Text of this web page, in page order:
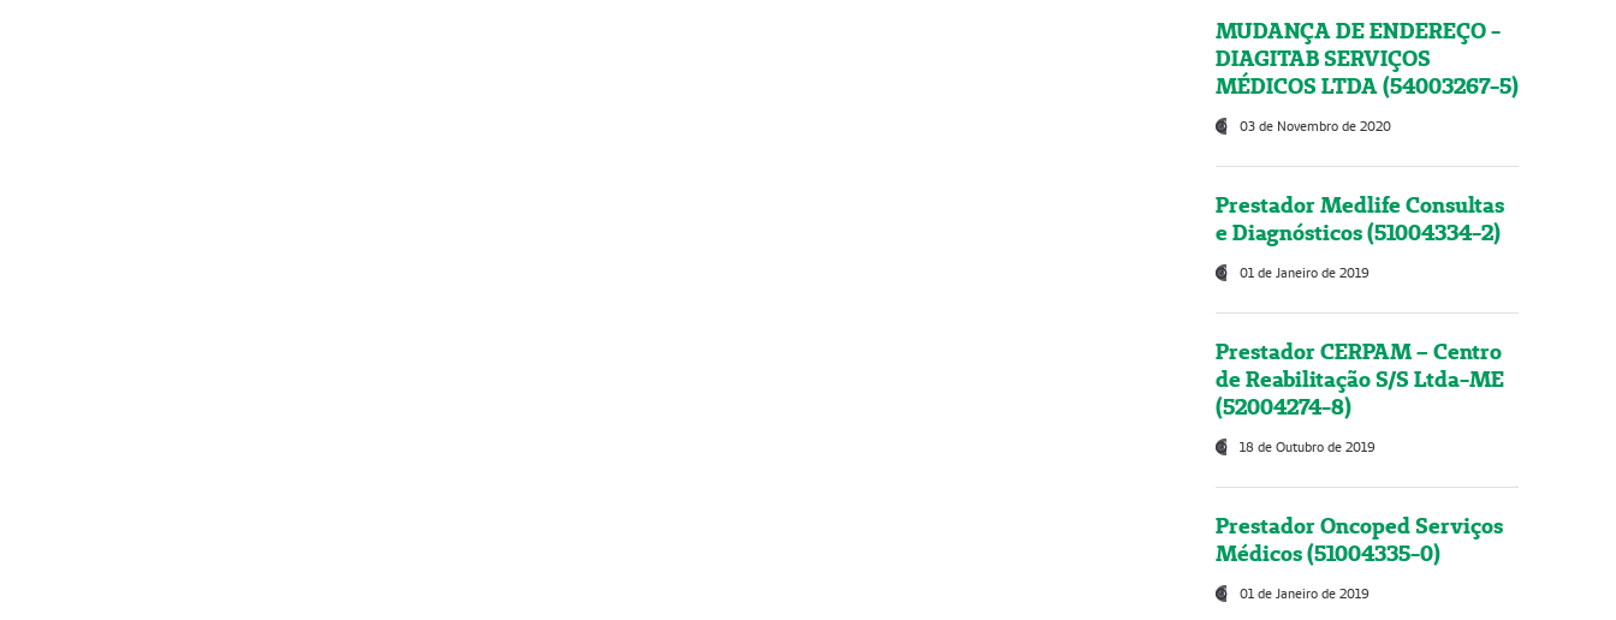
MUDANÇA DE ENDEREÇO -
DIAGITAB SERVIÇOS
MÉDICOS LTDA (54003267-5)
03 de Novembro de 2020
Prestador Medlife Consultas
e Diagnósticos (51004334-2)
01 de Janeiro de 2019
Prestador CERPAM – Centro
de Reabilitação S/S Ltda-ME
(52004274-8)
18 de Outubro de 2019
Prestador Oncoped Serviços
Médicos (51004335-0)
01 de Janeiro de 2019